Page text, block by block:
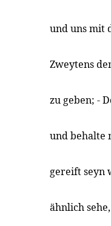
und uns mit
Zweytens
zu geben; -
und behalte
gereift seyn
ähnlich